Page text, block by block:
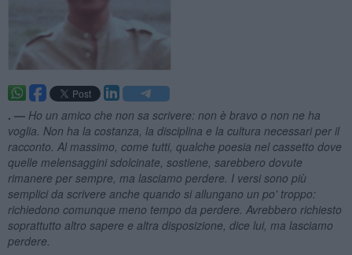
. — Ho un amico che non sa scrivere: non è bravo o non ne ha
voglia. Non ha la costanza, la disciplina e la cultura necessari per il
racconto. Al massimo, come tutti, qualche poesia nel cassetto dove
quelle melensaggini sdolcinate, sostiene, sarebbero dovute
rimanere per sempre, ma lasciamo perdere. I versi sono più
semplici da scrivere anche quando si allungano un po' troppo:
richiedono comunque meno tempo da perdere. Avrebbero richiesto
soprattutto altro sapere e altra disposizione, dice lui, ma lasciamo
perdere.